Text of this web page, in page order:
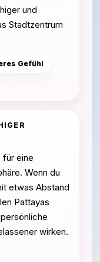
und
Stadtzentrum
Gefühl
für eine
Wenn du
etwas Abstand
Pattayas
wirken.